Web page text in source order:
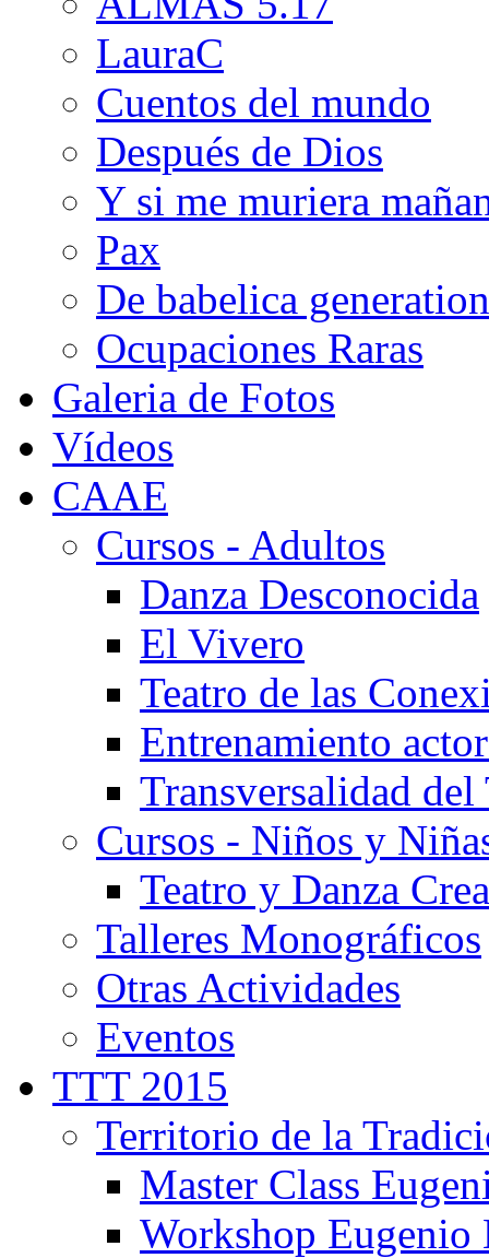
LauraC
Cuentos del mundo
Después de Dios
Y si me muriera
Pax
De babelica
Ocupaciones Raras
Galeria de Fotos
Vídeos
CAAE
Cursos - Adultos
Danza Desconocida
El Vivero
Teatro de las
Entrenamiento
Transversalidad del
Cursos - Niños y
Teatro y Danza
Talleres Monográficos
Otras Actividades
Eventos
TTT 2015
Territorio de la
Master Class
Workshop Eugenio